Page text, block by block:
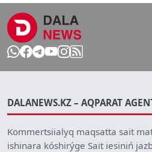
DALANEWS.KZ – AQPARAT
Kommertsiialyq maqsatta sait
ishinara kóshirýge Sait iesiniń